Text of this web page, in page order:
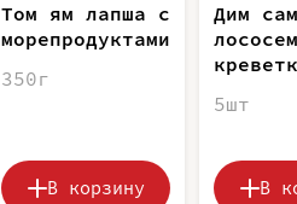
Том ям лапша с
морепродуктами
350г
В корзину
Дим
5шт
В